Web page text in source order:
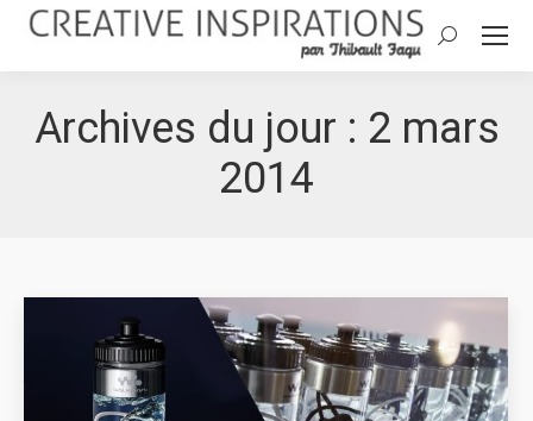
Search:
Archives du jour : 2 mars
2014